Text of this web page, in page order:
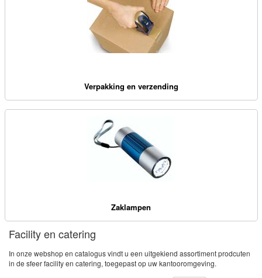
Verpakking en verzending
Zaklampen
Facility en catering
In onze webshop en catalogus vindt u een uitgekiend assortiment prodcuten
in de sfeer facility en catering, toegepast op uw kantooromgeving.